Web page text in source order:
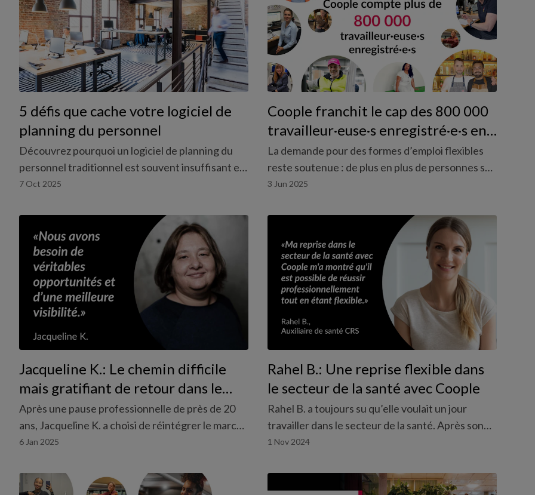
5 défis que cache votre logiciel de
planning du personnel
Découvrez pourquoi un logiciel de planning du
personnel traditionnel est souvent insuffisant et
génère des coûts cachés.
7 Oct 2025
Coople franchit le cap des 800 000
travailleur·euse·s enregistré·e·s en
Suisse.
La demande pour des formes d’emploi flexibles
reste soutenue : de plus en plus de personnes se
tournent vers Coople pour organiser leur vie
3 Jun 2025
Jacqueline K.: Le chemin difficile
mais gratifiant de retour dans le
monde du travail.
Après une pause professionnelle de près de 20
ans, Jacqueline K. a choisi de réintégrer le marché
du travail. Son parcours illustre de manière
exigeant et enrichissant, en particulier pour les
mères qui ont longtemps consacré leur temps à la
6 Jan 2025
Rahel B.: Une reprise flexible dans
le secteur de la santé avec Coople
Rahel B. a toujours su qu’elle voulait un jour
travailler dans le secteur de la santé. Après son
congé de maternité, elle a décidé de réaliser son
s’engager dans ce secteur. Grâce à Coople, elle a
pu effectuer cette transition de manière flexible,
1 Nov 2024